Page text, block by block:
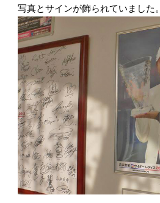
写真とサインが飾られていました。